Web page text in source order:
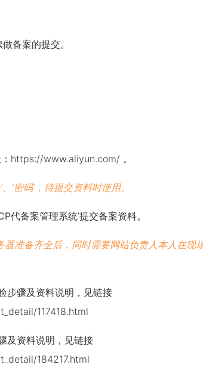
备案的提交。
https://www.aliyun.com/ 。
‘密码’，待提交资料时使用。
代备案管理系统’提交备案资料。
准备齐全后，同时需要网站负责人本人在现
步骤及资料说明，见链接
117418.html
及资料说明，见链接
184217.html